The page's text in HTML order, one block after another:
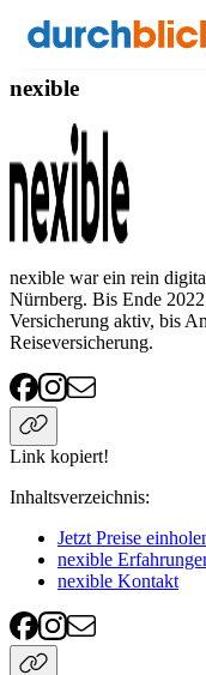
Anbieter
nexible
nexible war ein rein
Nürnberg. Bis Ende
Versicherung aktiv, bis
Reiseversicherung.
Link kopiert!
Inhaltsverzeichnis:
Jetzt Preise
nexible
nexible Kontakt